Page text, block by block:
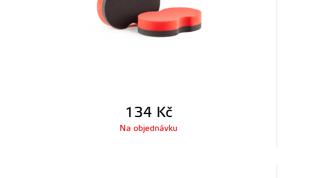
134 Kč
Na objednávku